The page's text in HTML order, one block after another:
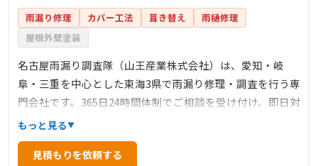
雨漏り修理 カバー工法 葺き替え
雨樋修理
屋根外壁塗装
名古屋雨漏り調査隊（山王産業株式会社）は、愛知・岐
阜・三重を中心とした東海3県で雨漏り修理・調査を行う専
門会社です。365日24時間体制でご相談を受け付け、即日対
応も可能です。急な台風やゲリラ豪雨による突発的な雨漏
りから、どこから漏れているかわからない原因調査まで、
雨漏りのことでお困りの方に幅広く対応いたします。出張
もっと見る
見積もりを依頼する